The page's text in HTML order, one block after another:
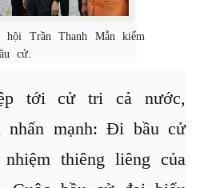
hội Trần Thanh Mẫn kiểm
cử.
tới cử tri cả nước,
nhấn mạnh: Đi bầu cử
thiêng liêng của